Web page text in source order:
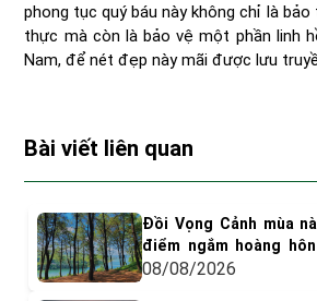
phong tục quý báu này không chỉ là
thực mà còn là bảo vệ một phần linh
Nam, để nét đẹp này mãi được lưu
Bài viết liên quan
Đồi Vọng Cảnh mùa
điểm ngắm hoàng
"dính"
08/08/2026